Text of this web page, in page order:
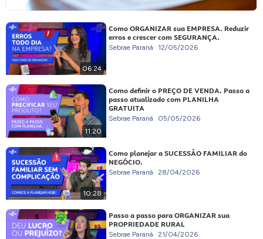
06:24
Como ORGANIZAR sua EMPRESA. Reduzir
erros e crescer com SEGURANÇA.
Sebrae Paraná 12/05/2026
11:20
Como definir o PREÇO DE VENDA. Passo a
passo atualizado com PLANILHA
GRATUITA
Sebrae Paraná 05/05/2026
10:28
Como planejar a SUCESSÃO FAMILIAR do
NEGÓCIO.
Sebrae Paraná 28/04/2026
Passo a passo para ORGANIZAR sua
PROPRIEDADE RURAL
Sebrae Paraná 21/04/2026